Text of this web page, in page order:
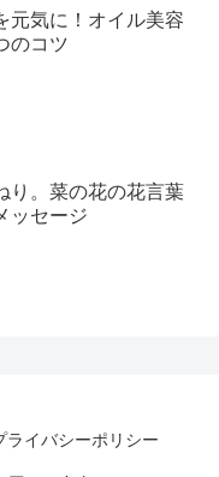
元気に！オイル美容
のコツ
り。菜の花の花言葉
ッセージ
ライバシーポリシー